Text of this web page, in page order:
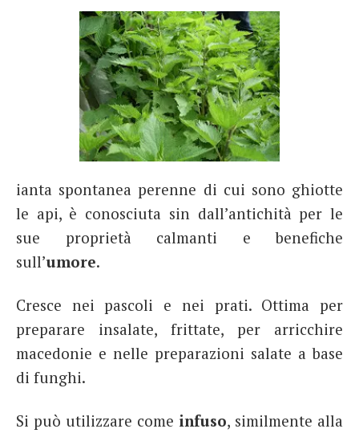
ianta spontanea perenne di cui sono ghiotte
le api, è conosciuta sin dall’antichità per le
sue proprietà calmanti e benefiche
sull’umore.
Cresce nei pascoli e nei prati. Ottima per
preparare insalate, frittate, per arricchire
macedonie e nelle preparazioni salate a base
di funghi.
Si può utilizzare come infuso, similmente alla